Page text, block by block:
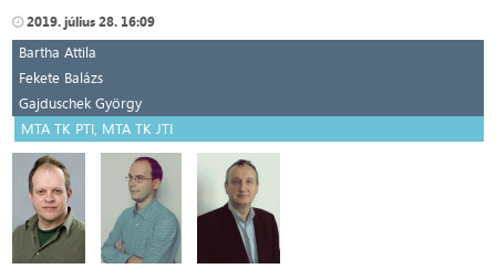
2019. július 28. 16:09
Bartha Attila
Fekete Balázs
Gajduschek György
MTA TK PTI, MTA TK JTI